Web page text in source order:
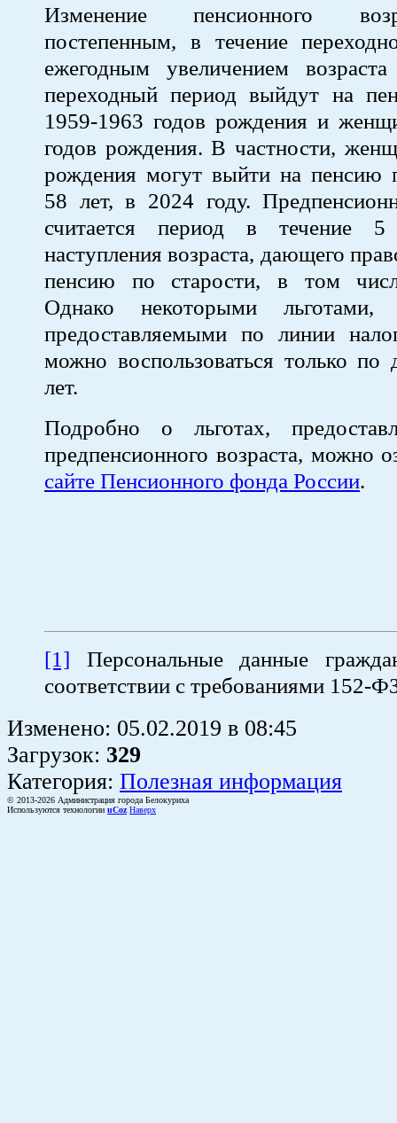
Изменение пенсионного
постепенным, в течение
ежегодным увеличением
переходный период выйдут на
1959-1963 годов рождения и
годов рождения. В частности,
рождения могут выйти на пенсию
58 лет, в 2024 году.
считается период в течение
наступления возраста, дающего
пенсию по старости, в том
Однако некоторыми льготами,
предоставляемыми по линии
можно воспользоваться только по
лет.
Подробно о льготах,
предпенсионного возраста, можно
сайте Пенсионного фонда России.
[1] Персональные данные
соответствии с требованиями 152-
Изменено: 05.02.2019 в 08:45
Загрузок: 329
Категория: Полезная информация
© 2013-2026 Администрация города Белокуриха
Используются технологии uCoz Наверх